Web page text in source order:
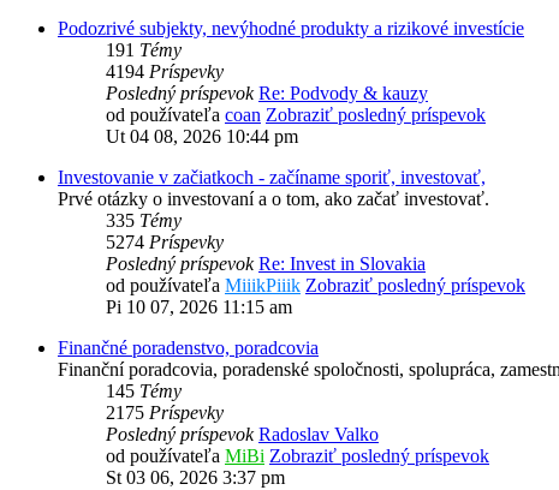
Podozrivé subjekty, nevýhodné produkty a rizikové investície
191 Témy
4194 Príspevky
Posledný príspevok Re: Podvody & kauzy
od používateľa coan Zobraziť posledný príspevok
Ut 04 08, 2026 10:44 pm
Investovanie v začiatkoch - začíname sporiť, investovať,
Prvé otázky o investovaní a o tom, ako začať investovať.
335 Témy
5274 Príspevky
Posledný príspevok Re: Invest in Slovakia
od používateľa MiiikPiiik Zobraziť posledný príspevok
Pi 10 07, 2026 11:15 am
Finančné poradenstvo, poradcovia
Finanční poradcovia, poradenské spoločnosti, spolupráca,
145 Témy
2175 Príspevky
Posledný príspevok Radoslav Valko
od používateľa MiBi Zobraziť posledný príspevok
St 03 06, 2026 3:37 pm